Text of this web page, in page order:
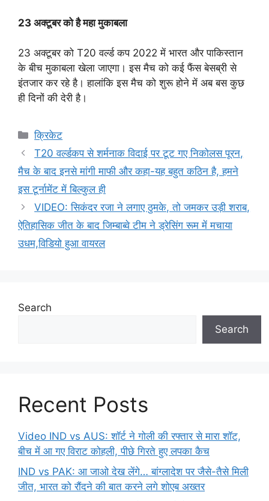
23 अक्टूबर को है महा मुकाबला
23 अक्टूबर को T20 वर्ल्ड कप 2022 में भारत और पाकिस्तान
के बीच मुकाबला खेला जाएगा। इस मैच को कई फैंस बेसब्री से
इंतजार कर रहे है। हालांकि इस मैच को शुरू होने में अब बस कुछ
ही दिनों की देरी है।
Categories
क्रिकेट
T20 वर्ल्डकप से शर्मनाक विदाई पर टूट गए निकोलस पूरन,
मैच के बाद इनसे मांगी माफी और कहा-यह बहुत कठिन है, हमने
इस टूर्नामेंट में बिल्कुल ही
VIDEO: सिकंदर रजा ने लगाए ठुमके, तो जमकर उड़ी शराब,
ऐतिहासिक जीत के बाद जिम्बाब्वे टीम ने ड्रेसिंग रूम में मचाया
उधम,विडियो हुआ वायरल
Search
Search
Recent Posts
Video IND vs AUS: शॉर्ट ने गोली की रफ्तार से मारा शॉट,
बीच में आ गए विराट कोहली, पीछे गिरते हुए लपका कैच
IND vs PAK: आ जाओ देख लेंगे… बांग्लादेश पर जैसे-तैसे मिली
जीत, भारत को रौंदने की बात करने लगे शोएब अख्तर